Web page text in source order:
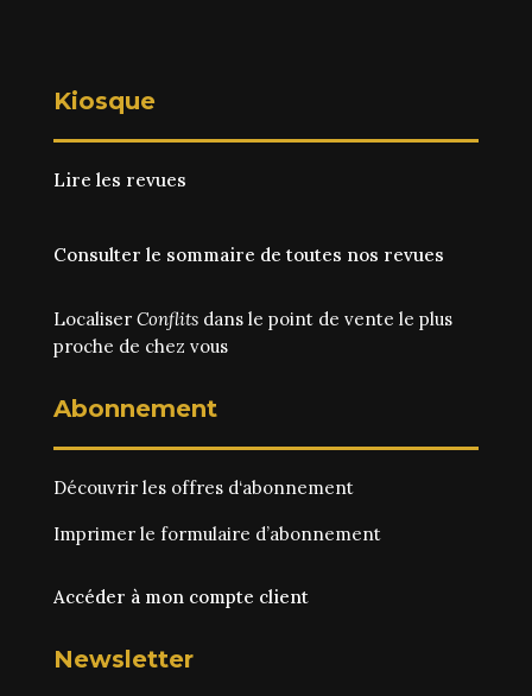
Kiosque
Lire les revues
Consulter le sommaire de toutes nos revues
Localiser Conflitsdans le point de vente le plus
proche de chez vous
Abonnement
Découvrir les offres d‘abonnement
Imprimer le formulaire d’abonnement
Accéder à mon compte client
Newsletter